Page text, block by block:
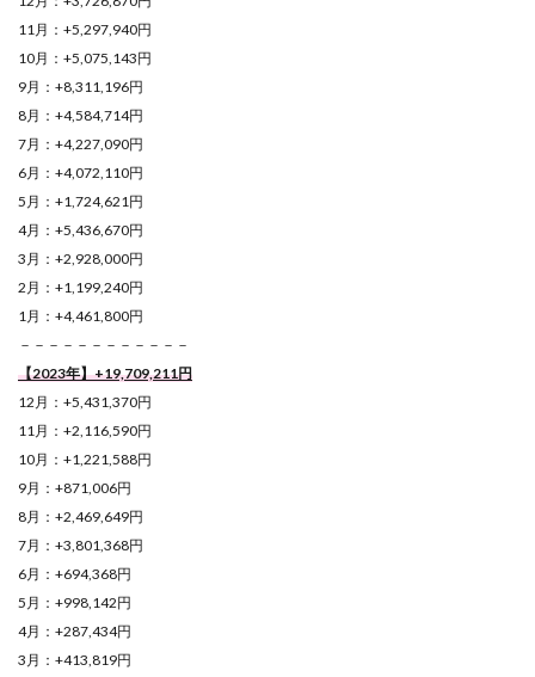
11月：+5,297,940円
10月：+5,075,143円
9月：+8,311,196円
8月：+4,584,714円
7月：+4,227,090円
6月：+4,072,110円
5月：+1,724,621円
4月：+5,436,670円
3月：+2,928,000円
2月：+1,199,240円
1月：+4,461,800円
－－－－－－－－－－－－
【2023年】+19,709,211円
12月：+5,431,370円
11月：+2,116,590円
10月：+1,221,588円
9月：+871,006円
8月：+2,469,649円
7月：+3,801,368円
6月：+694,368円
5月：+998,142円
4月：+287,434円
3月：+413,819円